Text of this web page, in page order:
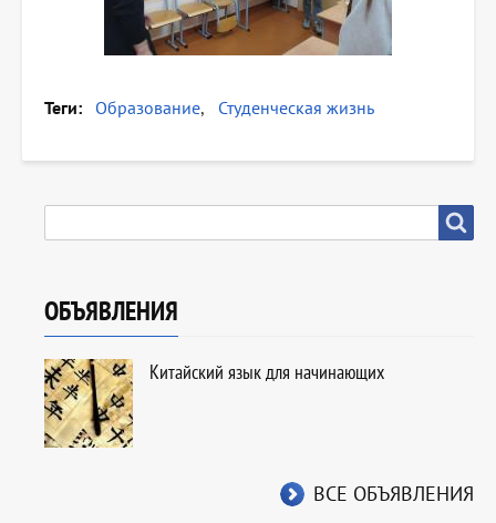
Теги Образование Студенческая жизнь
ОБЪЯВЛЕНИЯ
Китайский язык для начинающих
ВСЕ ОБЪЯВЛЕНИЯ